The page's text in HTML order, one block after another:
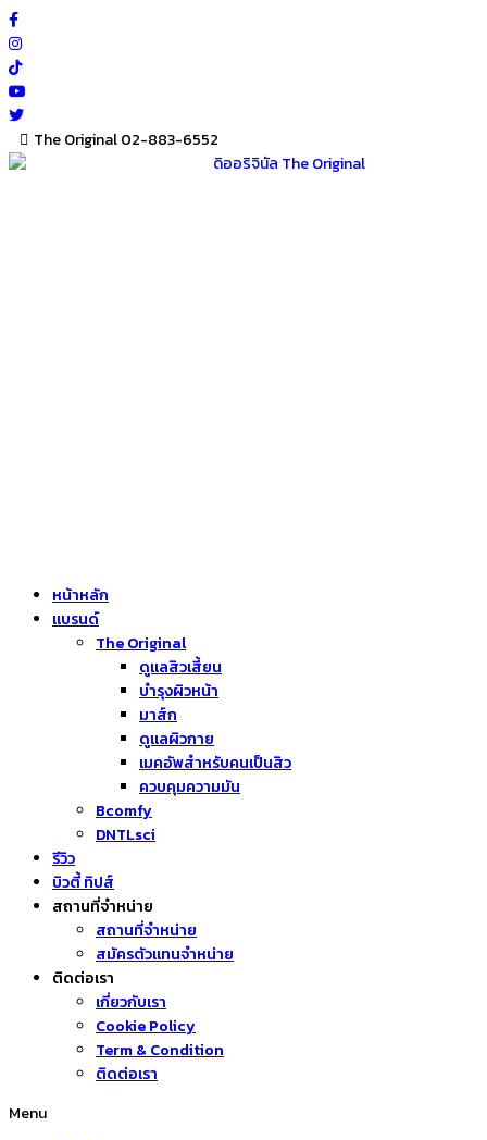
Skip
to
content
The Original 02-883-6552
หน้าหลัก
แบรนด์
The Original
ดูแลสิวเสี้ยน
บำรุงผิวหน้า
มาส์ก
ดูแลผิวกาย
เมคอัพสำหรับคนเป็นสิว
ควบคุมความมัน
Bcomfy
DNTLsci
รีวิว
บิวตี้ ทิปส์
สถานที่จำหน่าย
สถานที่จำหน่าย
สมัครตัวแทนจำหน่าย
ติดต่อเรา
เกี่ยวกับเรา
Cookie Policy
Term & Condition
ติดต่อเรา
Menu